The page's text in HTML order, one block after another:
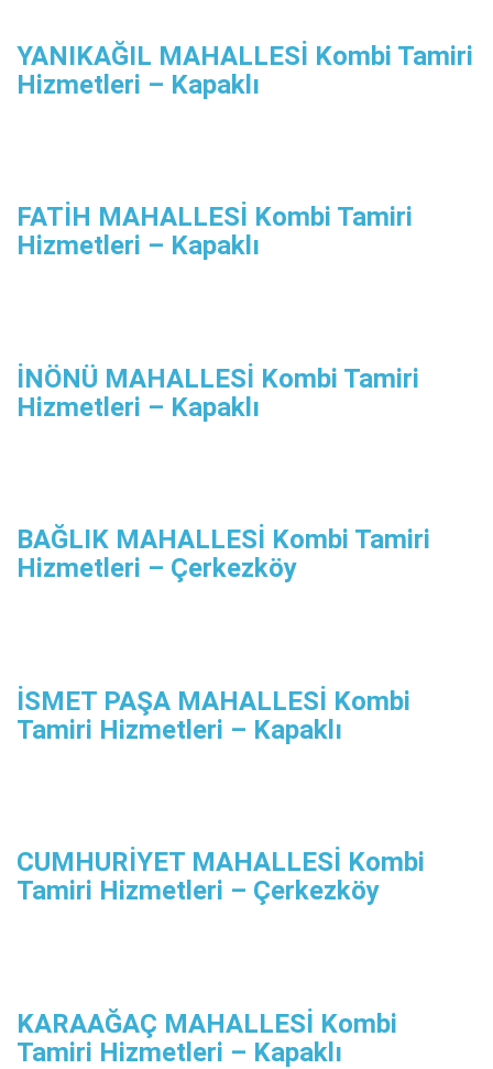
YANIKAĞIL MAHALLESİ Kombi Tamiri
Hizmetleri – Kapaklı
FATİH MAHALLESİ Kombi Tamiri
Hizmetleri – Kapaklı
İNÖNÜ MAHALLESİ Kombi Tamiri
Hizmetleri – Kapaklı
BAĞLIK MAHALLESİ Kombi Tamiri
Hizmetleri – Çerkezköy
İSMET PAŞA MAHALLESİ Kombi
Tamiri Hizmetleri – Kapaklı
CUMHURİYET MAHALLESİ Kombi
Tamiri Hizmetleri – Çerkezköy
KARAAĞAÇ MAHALLESİ Kombi
Tamiri Hizmetleri – Kapaklı